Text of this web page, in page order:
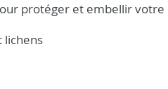
protéger et embellir votre
lichens